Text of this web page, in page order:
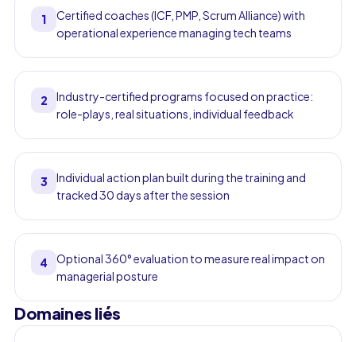
1
Certified coaches (ICF, PMP, Scrum Alliance) with
operational experience managing tech teams
2
Industry-certified programs focused on practice:
role-plays, real situations, individual feedback
3
Individual action plan built during the training and
tracked 30 days after the session
4
Optional 360° evaluation to measure real impact on
managerial posture
Domaines liés